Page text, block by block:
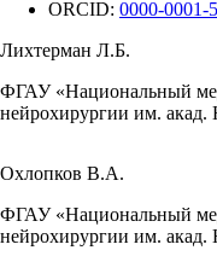
ORCID: 0000-0001-
Лихтерман Л.Б.
ФГАУ «Национальный
нейрохирургии им.
Охлопков В.А.
ФГАУ «Национальный
нейрохирургии им.